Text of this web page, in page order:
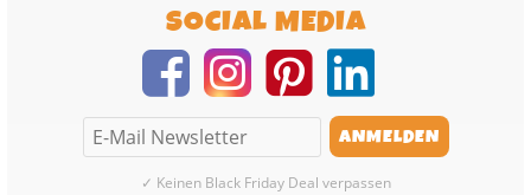
SOCIAL MEDIA
✓ Keinen Black Friday Deal verpassen